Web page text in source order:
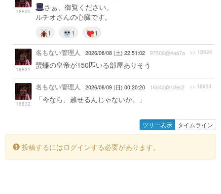
18830
さぁ、御覧ください。
ルチオさんの心臓です。
1 1 1
18831
名もない管理人 2026/08/08 (土) 22:51:02 97506@4aa7a >> 18824
蜚蠊の皇帝が150匹いる部屋ありそう
18832
名もない管理人 2026/08/09 (日) 00:20:20 16d4a@1dec2 >> 18824
「今なら、越せるんじゃないか。」
ツリー表示 タイムライン
投稿するにはログインする必要があります。